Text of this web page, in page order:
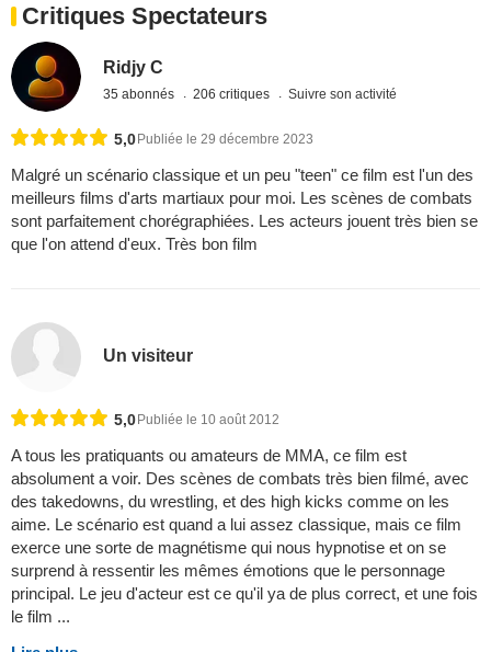
Critiques Spectateurs
Ridjy C
35 abonnés 206 critiques Suivre son activité
5,0 Publiée le 29 décembre 2023
Malgré un scénario classique et un peu "teen" ce film est l'un des
meilleurs films d'arts martiaux pour moi. Les scènes de combats
sont parfaitement chorégraphiées. Les acteurs jouent très bien se
que l'on attend d'eux. Très bon film
Un visiteur
5,0 Publiée le 10 août 2012
A tous les pratiquants ou amateurs de MMA, ce film est
absolument a voir. Des scènes de combats très bien filmé, avec
des takedowns, du wrestling, et des high kicks comme on les
aime. Le scénario est quand a lui assez classique, mais ce film
exerce une sorte de magnétisme qui nous hypnotise et on se
surprend à ressentir les mêmes émotions que le personnage
principal. Le jeu d'acteur est ce qu'il ya de plus correct, et une fois
le film ...